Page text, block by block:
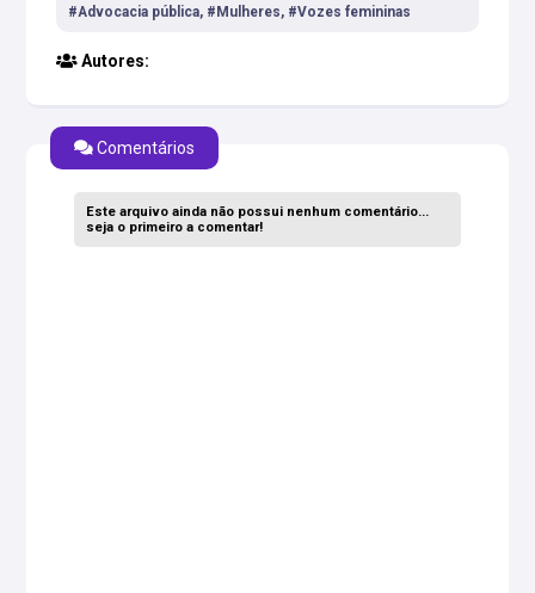
#Advocacia pública, #Mulheres, #Vozes femininas
Autores:
Comentários
Este arquivo ainda não possui nenhum comentário...
seja o primeiro a comentar!